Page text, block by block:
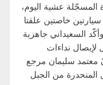
المسجّلة عشية اليوم،
خاصتين علقتا
السعيداني جاهزية
لإيصال نداءات
معتمد سليمان مرجع
المنحدرة من الجبل